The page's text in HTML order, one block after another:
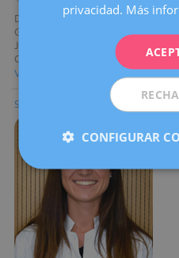
Director de I+D+i de
Ginecología
Jefe del Laboratorio de
Citología
Ver más
Susana Tovar Recasens
privacidad. Más
CONFIGURAR